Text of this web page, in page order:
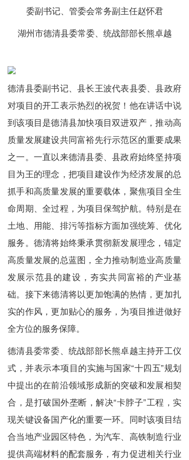
委副书记、管委会常务副主任赵怀君
湖州市德清县委常委、统战部部长熊卓越
德清县委副书记、县长王波代表县委、县政府
对项目的开工表示热烈的祝贺！他在讲话中说
到该项目是德清县加快项目双进双产，推动高
质量发展建设共同富裕先行示范区的重要成果
之一。一直以来德清县委、县政府始终坚持项
目为王的理念，把项目建设作为经济发展的总
抓手和高质量发展的重要载体，聚焦项目全生
命周期、全过程，为项目保驾护航。特别是在
土地、用能、排污等指标方面加强统筹、优化
服务。德清将始终秉承贯彻新发展理念，锚定
高质量发展的总蓝图，全力推动制造业高质量
发展示范县的建设，夯实共同富裕的产业基
础。接下来德清将以更加饱满的热情，更加扎
实的作风，更加贴心的服务，为项目推进做好
全方位的服务保障。
德清县委常委、统战部部长熊卓越主持开工仪
式，并表示本项目的实施与国家“十四五”规划
中提出的在前沿领域形成新的突破和发展相契
合，是打破国外垄断，解决“卡脖子”工程，实
现关键设备国产化的重要一环。同时该项目结
合当地产业园区特色，为汽车、高铁制造行业
提供高端材料的配套服务，有力促进相关行业